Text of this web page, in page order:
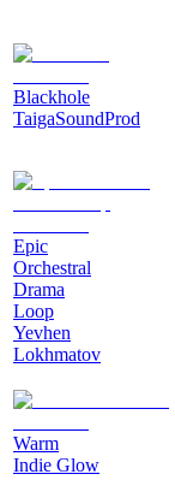
Blackhole
TaigaSoundProd
Epic
Orchestral
Drama
Loop
Yevhen
Lokhmatov
Warm
Indie Glow